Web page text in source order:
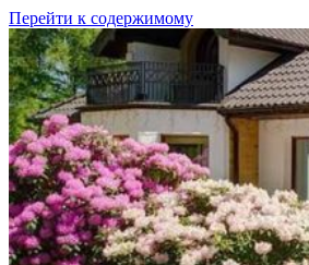
Перейти к содержимому